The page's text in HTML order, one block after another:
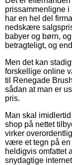
prissammenligne i
har en hel del
nedskære
babyer og børn,
betragteligt, og
Men det kan
forskellige online
til Renegade
sådan at man er
pris.
Man skal
shop på nettet
virker
være et tegn på
heldigvis omfattet
snydagtige